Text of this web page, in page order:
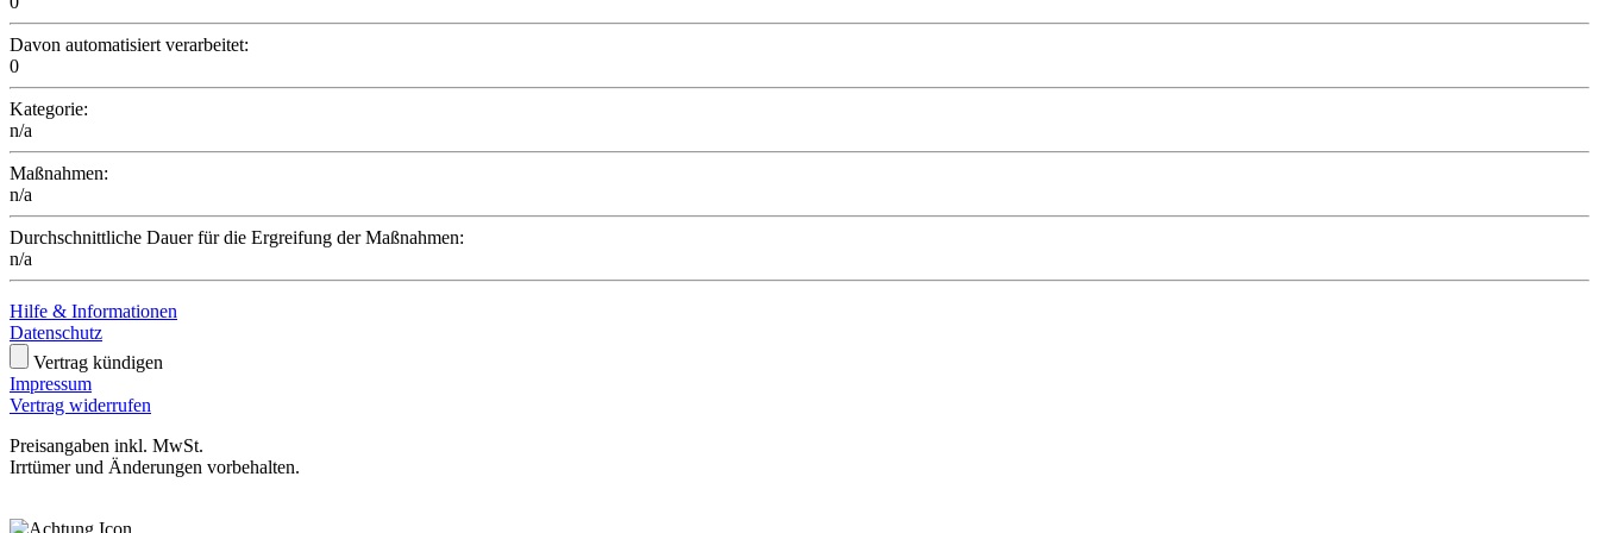
Davon automatisiert verarbeitet:
0
Kategorie:
n/a
Maßnahmen:
n/a
Durchschnittliche Dauer für die Ergreifung der Maßnahmen:
n/a
Hilfe & Informationen
Datenschutz
Vertrag kündigen
Impressum
Vertrag widerrufen
Preisangaben inkl. MwSt.
Irrtümer und Änderungen vorbehalten.